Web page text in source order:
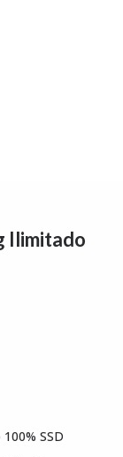
Ilimitado
SSD